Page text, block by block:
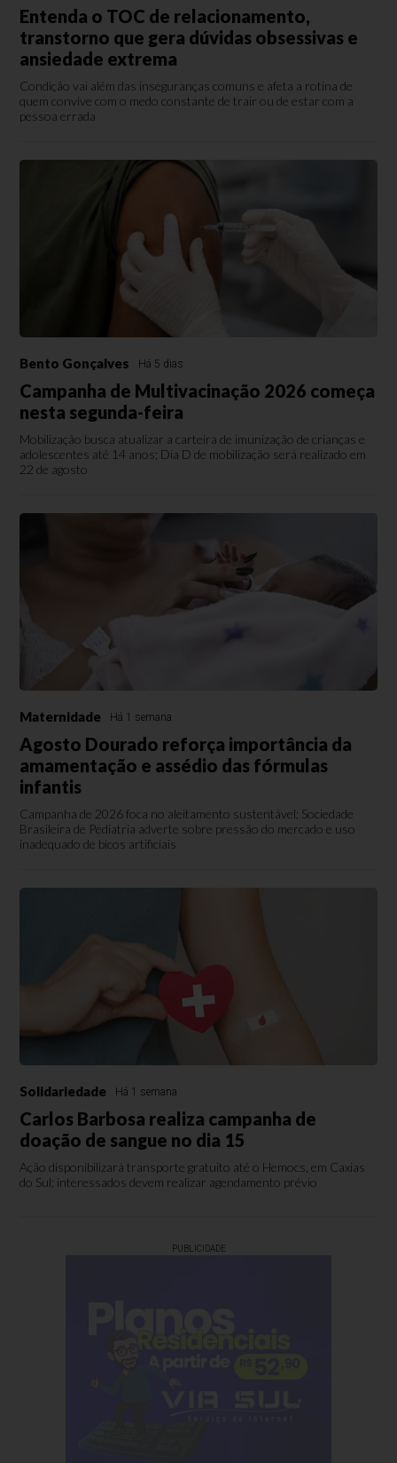
Entenda o TOC de relacionamento,
transtorno que gera dúvidas obsessivas e
ansiedade extrema
Condição vai além das inseguranças comuns e afeta a rotina de
quem convive com o medo constante de trair ou de estar com a
pessoa errada
Bento Gonçalves Há 5 dias
Campanha de Multivacinação 2026 começa
nesta segunda-feira
Mobilização busca atualizar a carteira de imunização de crianças e
adolescentes até 14 anos; Dia D de mobilização será realizado em
22 de agosto
Maternidade Há 1 semana
Agosto Dourado reforça importância da
amamentação e assédio das fórmulas
infantis
Campanha de 2026 foca no aleitamento sustentável; Sociedade
Brasileira de Pediatria adverte sobre pressão do mercado e uso
inadequado de bicos artificiais
Solidariedade Há 1 semana
Carlos Barbosa realiza campanha de
doação de sangue no dia 15
Ação disponibilizará transporte gratuito até o Hemocs, em Caxias
do Sul; interessados devem realizar agendamento prévio
PUBLICIDADE